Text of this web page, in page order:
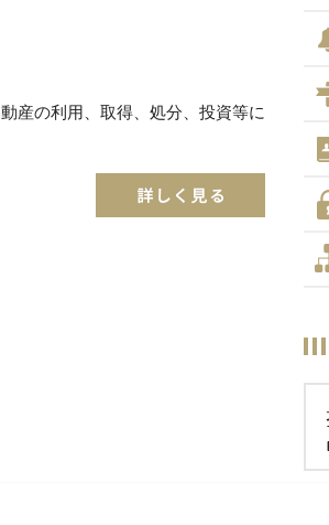
産の利用、取得、処分、投資等に